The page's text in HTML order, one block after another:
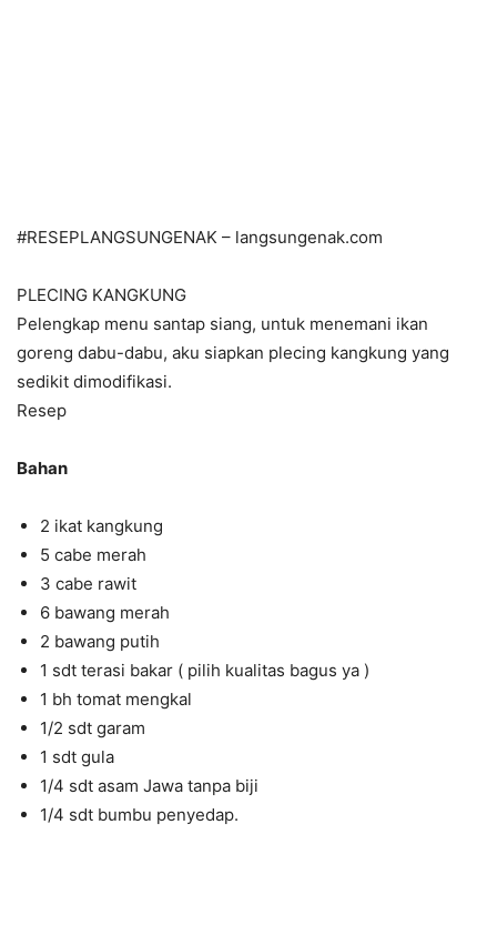
#RESEPLANGSUNGENAK – langsungenak.com
PLECING KANGKUNG
Pelengkap menu santap siang, untuk menemani ikan
goreng dabu-dabu, aku siapkan plecing kangkung yang
sedikit dimodifikasi.
Resep
Bahan
2 ikat kangkung
5 cabe merah
3 cabe rawit
6 bawang merah
2 bawang putih
1 sdt terasi bakar ( pilih kualitas bagus ya )
1 bh tomat mengkal
1/2 sdt garam
1 sdt gula
1/4 sdt asam Jawa tanpa biji
1/4 sdt bumbu penyedap.